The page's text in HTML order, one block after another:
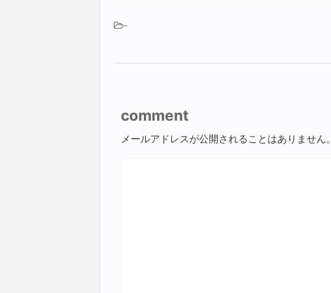
-
comment
メールアドレスが公開されることはありません。